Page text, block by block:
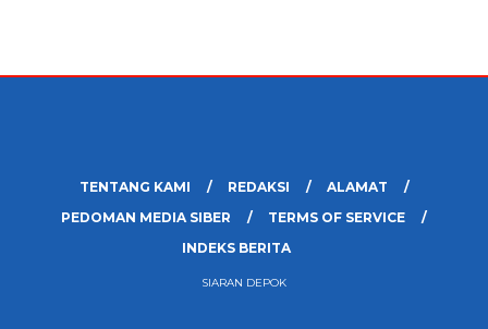
TENTANG KAMI REDAKSI
ALAMAT
PEDOMAN MEDIA SIBER
TERMS OF SERVICE
INDEKS BERITA
SIARAN DEPOK